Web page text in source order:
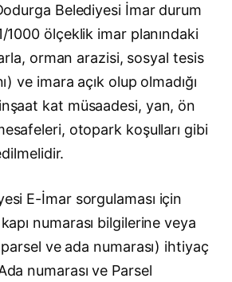
Belediyesi İmar durum
1000 ölçeklik imar planındaki
orman arazisi, sosyal tesis
ve imara açık olup olmadığı
kat müsaadesi, yan, ön
otopark koşulları gibi
E-İmar sorgulaması için
numarası bilgilerine veya
ve ada numarası) ihtiyaç
numarası ve Parsel